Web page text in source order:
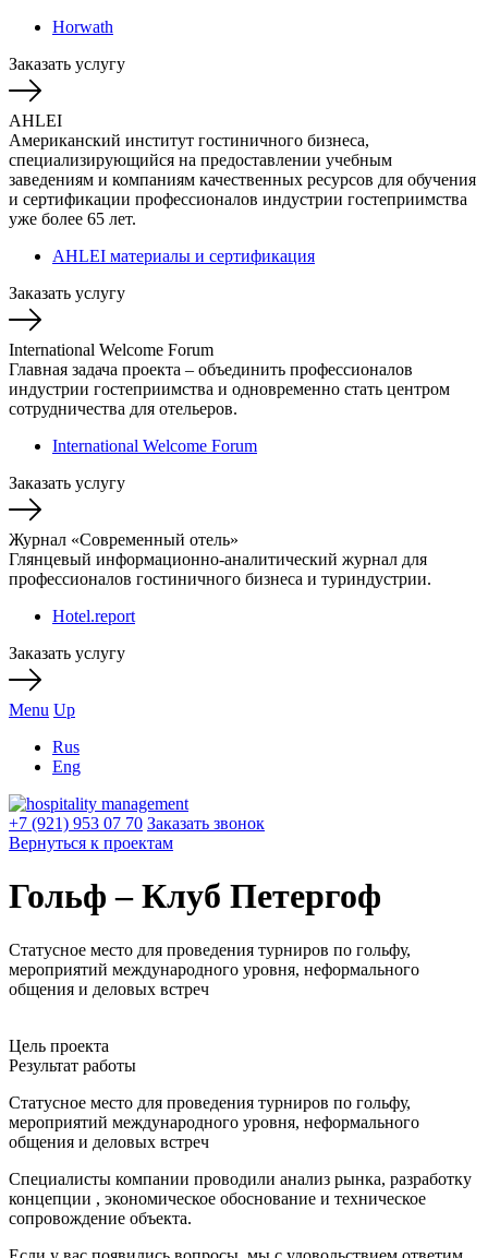
Horwath
Заказать услугу
AHLEI
Американский институт гостиничного бизнеса,
специализирующийся на предоставлении учебным
заведениям и компаниям качественных ресурсов для обучения
и сертификации профессионалов индустрии гостеприимства
уже более 65 лет.
AHLEI материалы и сертификация
Заказать услугу
International Welcome Forum
Главная задача проекта – объединить профессионалов
индустрии гостеприимства и одновременно стать центром
сотрудничества для отельеров.
International Welcome Forum
Заказать услугу
Журнал «Современный отель»
Глянцевый информационно-аналитический журнал для
профессионалов гостиничного бизнеса и туриндустрии.
Hotel.report
Заказать услугу
Menu Up
Rus
Eng
+7 (921) 953 07 70 Заказать звонок
Вернуться к проектам
Гольф – Клуб Петергоф
Статусное место для проведения турниров по гольфу,
мероприятий международного уровня, неформального
общения и деловых встреч
Цель проекта
Результат работы
Статусное место для проведения турниров по гольфу,
мероприятий международного уровня, неформального
общения и деловых встреч
Специалисты компании проводили анализ рынка, разработку
концепции , экономическое обоснование и техническое
сопровождение объекта.